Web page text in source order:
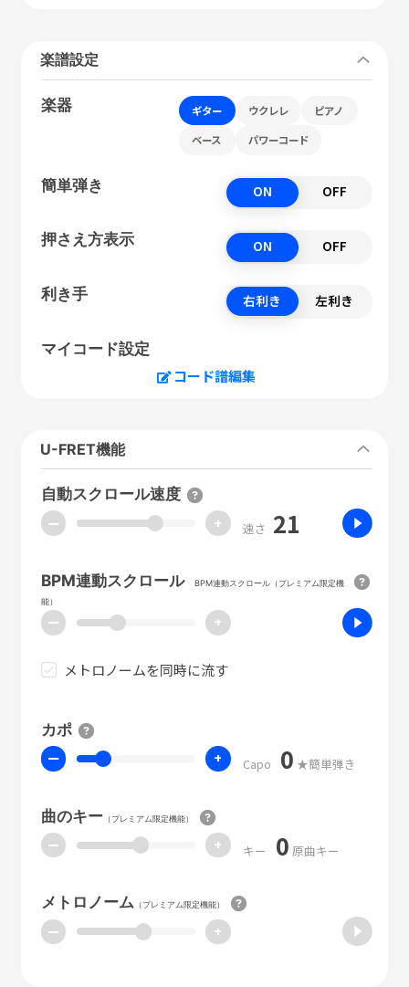
楽譜設定
楽器 ギター ウクレレ ピアノ
ベース パワーコード
簡単弾き ON OFF
押さえ方表示 ON OFF
利き手 右利き 左利き
マイコード設定
コード譜編集
U-FRET機能
自動スクロール速度
ー + 速さ 21
BPM連動スクロール
BPM連動スクロール（プレミアム限定機
能）
ー +
メトロノームを同時に流す
カポ
ー + Capo 0 ★簡単弾き
曲のキー（プレミアム限定機能）
ー + キー 0 原曲キー
メトロノーム（プレミアム限定機能）
ー +